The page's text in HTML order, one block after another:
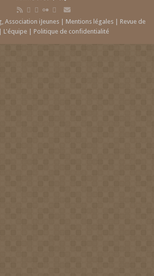
Association iJeunes | Mentions légales | Revue de
| L'équipe | Politique de confidentialité